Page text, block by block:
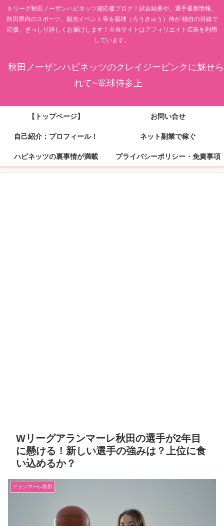
ｂリーグ秋田ノーザンハピネッツ超応援ブログ！試合結果や、選手最新情報、
秋田県内のスポーツ、観光イベント等を籠球（ろうきゅう）侍が 独自の目線で
応援、ぎっしり詳しくお届けします！※当サイトはアフィリエイト広告を利用
しています。
秋田ノーザンハピネッツのクレイジーピンクに魅せら
れて~篭球侍参上
【トップページ】 お問い合せ
自己紹介：プロフィール！ ネット副業で稼ぐ
ハピネッツの裏事情が満載 プライバシーポリシー・免責事項
Wリーグアランマーレ秋田の選手が2年目
に懸ける！新しい選手の強みは？上位に食
い込めるか？
アランマーレ秋田